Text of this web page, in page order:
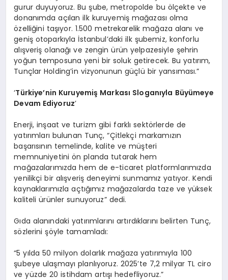
gurur duyuyoruz. Bu şube, metropolde bu ölçekte ve
donanımda açılan ilk kuruyemiş mağazası olma
özelliğini taşıyor. 1.500 metrekarelik mağaza alanı ve
geniş otoparkıyla İstanbul’daki ilk şubemiz, konforlu
alışveriş olanağı ve zengin ürün yelpazesiyle şehrin
yoğun temposuna yeni bir soluk getirecek. Bu yatırım,
Tunçlar Holding’in vizyonunun güçlü bir yansıması.”
‘Türkiye’nin Kuruyemiş Markası Sloganıyla Büyümeye
Devam Ediyoruz’
Enerji, inşaat ve turizm gibi farklı sektörlerde de
yatırımları bulunan Tunç, “Çitlekçi markamızın
başarısının temelinde, kalite ve müşteri
memnuniyetini ön planda tutarak hem
mağazalarımızda hem de e-ticaret platformlarımızda
yenilikçi bir alışveriş deneyimi sunmamız yatıyor. Kendi
kaynaklarımızla açtığımız mağazalarda taze ve yüksek
kaliteli ürünler sunuyoruz” dedi.
Gıda alanındaki yatırımlarını artırdıklarını belirten Tunç,
sözlerini şöyle tamamladı:
“5 yılda 50 milyon dolarlık mağaza yatırımıyla 100
şubeye ulaşmayı planlıyoruz. 2025’te 7,2 milyar TL ciro
ve yüzde 20 istihdam artışı hedefliyoruz.”